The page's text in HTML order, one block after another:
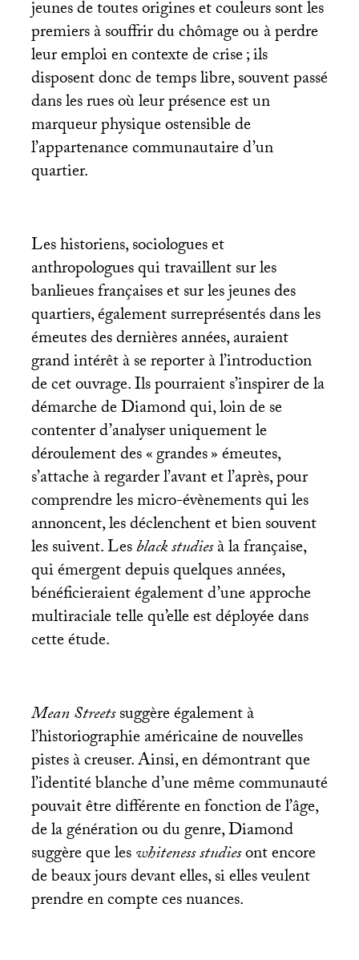
jeunes de toutes origines et couleurs sont les
premiers à souffrir du chômage ou à perdre
leur emploi en contexte de crise; ils
disposent donc de temps libre, souvent passé
dans les rues où leur présence est un
marqueur physique ostensible de
l’appartenance communautaire d’un
quartier.
Les historiens, sociologues et
anthropologues qui travaillent sur les
banlieues françaises et sur les jeunes des
quartiers, également surreprésentés dans les
émeutes des dernières années, auraient
grand intérêt à se reporter à l’introduction
de cet ouvrage. Ils pourraient s’inspirer de la
démarche de Diamond qui, loin de se
contenter d’analyser uniquement le
déroulement des «grandes» émeutes,
s’attache à regarder l’avant et l’après, pour
comprendre les micro-évènements qui les
annoncent, les déclenchent et bien souvent
les suivent. Lesblack studiesà la française,
qui émergent depuis quelques années,
bénéficieraient également d’une approche
multiraciale telle qu’elle est déployée dans
cette étude.
Mean Streetssuggère également à
l’historiographie américaine de nouvelles
pistes à creuser. Ainsi, en démontrant que
l’identité blanche d’une même communauté
pouvait être différente en fonction de l’âge,
de la génération ou du genre, Diamond
suggère que leswhiteness studiesont encore
de beaux jours devant elles, si elles veulent
prendre en compte ces nuances.